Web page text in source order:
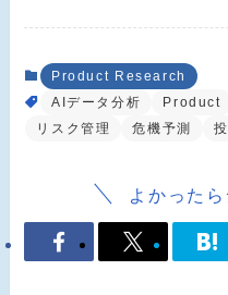
Product Research
AIデータ分析
Product
リスク管理
危機予測
よかったら